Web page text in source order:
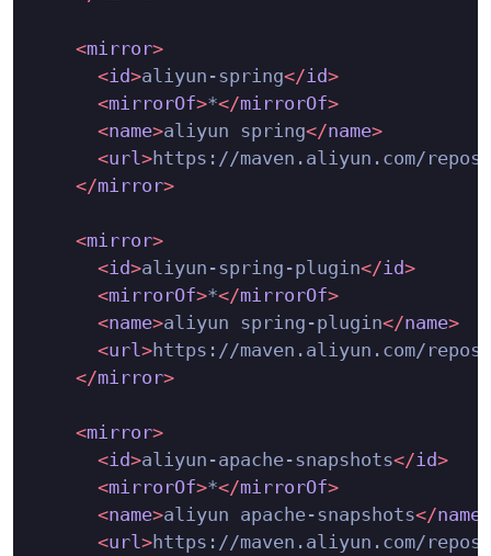
<mirror>
<id>aliyun-spring</id>
<mirrorOf>*</mirrorOf>
<name>aliyun spring</name>
<url >https://maven.aliyun.com/
</mirror>
<mirror>
<id>aliyun-spring-plugin</id>
<mirrorOf>*</mirrorOf>
<name>aliyun spring-plugin</name>
<url >https://maven.aliyun.com/
</mirror>
<mirror>
<id>aliyun-apache-snapshots</id>
<mirrorOf>*</mirrorOf>
<name>aliyun apache-snapshots</name
<url >https://maven.aliyun.com/